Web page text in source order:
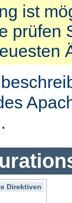
ist
prüfen
Direktiven